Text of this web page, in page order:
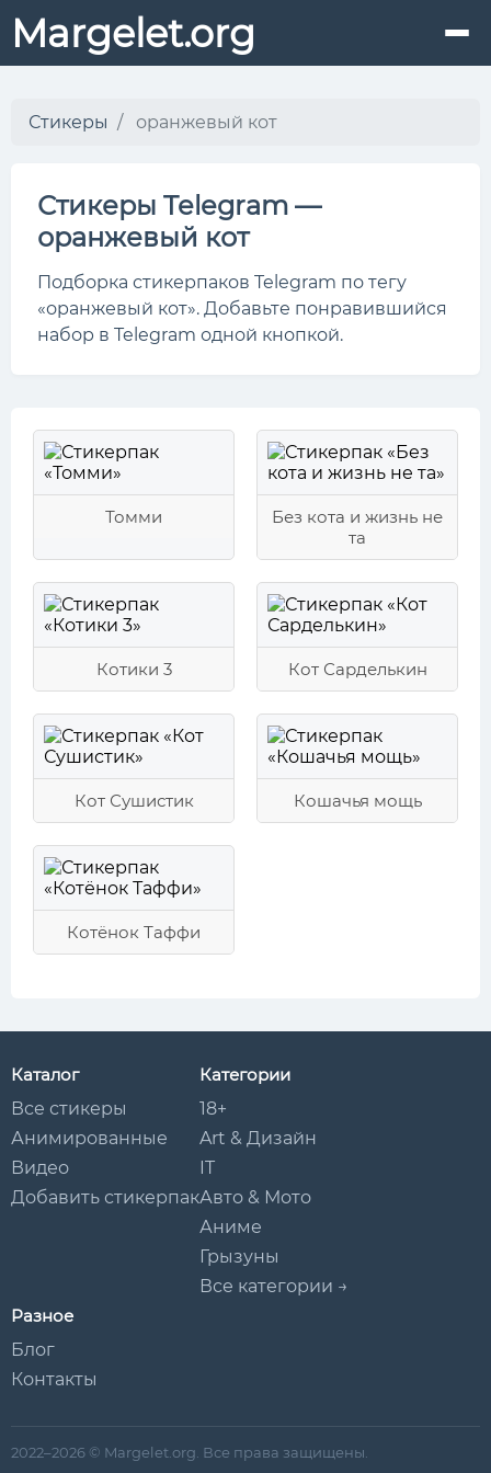
Margelet.org
Стикеры оранжевый кот
Стикеры Telegram —
оранжевый кот
Подборка стикерпаков Telegram по тегу
«оранжевый кот». Добавьте понравившийся
набор в Telegram одной кнопкой.
Томми
Без кота и жизнь не
та
Котики 3 Кот Сарделькин
Кот Сушистик Кошачья мощь
Котёнок Таффи
Каталог
Все стикеры
Анимированные
Видео
Добавить стикерпак
Категории
18+
Art & Дизайн
IT
Авто & Мото
Аниме
Грызуны
Все категории →
Разное
Блог
Контакты
2022–2026 © Margelet.org. Все права защищены.